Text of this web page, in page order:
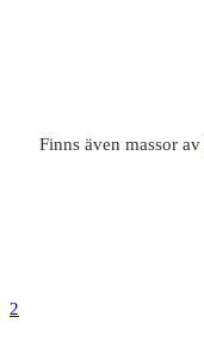
Finns även massor av
2